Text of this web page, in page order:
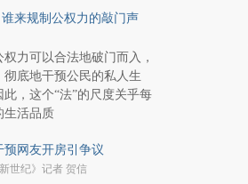
来规制公权力的敲门声
权力可以合法地破门而入，
彻底地干预公民的私人生
此，这个“法”的尺度关乎每
生活品质
预网友开房引争议
世纪》记者 贺信